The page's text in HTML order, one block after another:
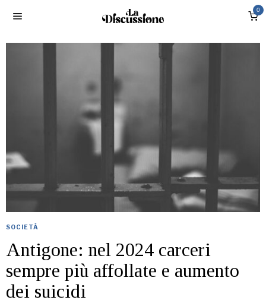
0
SOCIETÀ
Antigone: nel 2024 carceri
sempre più affollate e aumento
dei suicidi